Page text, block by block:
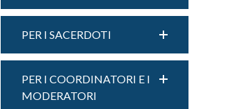
PER I SACERDOTI
PER I COORDINATORI E I
MODERATORI